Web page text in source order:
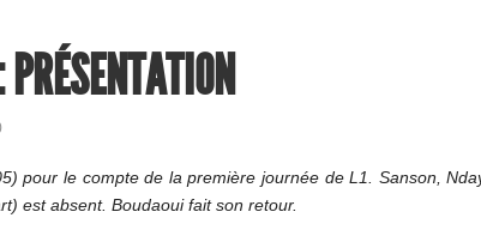
pour le compte de la première journée de L1. Sanson,
est absent. Boudaoui fait son retour.